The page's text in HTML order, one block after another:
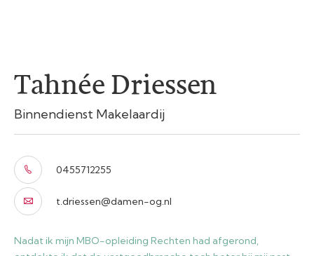
Tahnée Driessen
Binnendienst Makelaardij
0455712255
t.driessen@damen-og.nl
Nadat ik mijn MBO-opleiding Rechten had afgerond,